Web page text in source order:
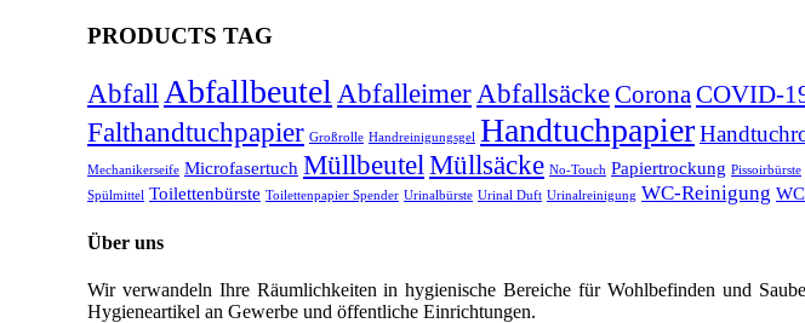
PRODUCTS TAG
AbfallAbfallbeutelAbfalleimerAbfallsäckeCoronaCOVID-
Falthandtuchpapier Großrolle Handreinigungsgel Handtuchpapier
Mechanikerseife Microfasertuch MüllbeutelMüllsäcke No-Touch Papiertrockung Pissoirbürste
Spülmittel Toilettenbürste Toilettenpapier Spender Urinalbürste Urinal Duft Urinalreinigung WC-Reinigung
Über uns
Wir verwandeln Ihre Räumlichkeiten in hygienische Bereiche für Wohlbefinden und
Hygieneartikel an Gewerbe und öffentliche Einrichtungen.